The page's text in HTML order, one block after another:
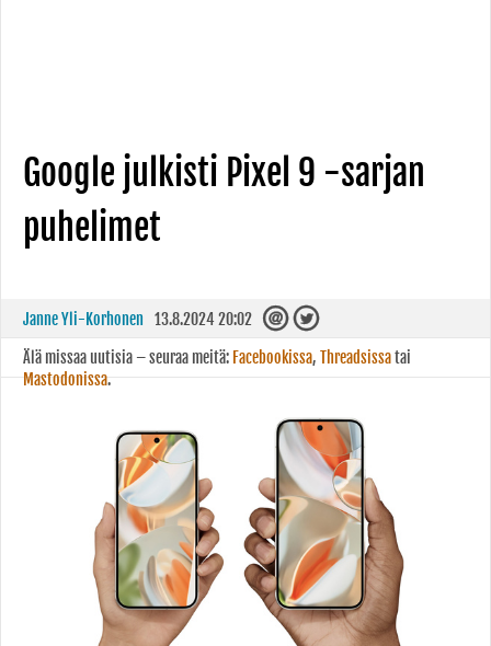
Google julkisti Pixel 9 -sarjan
puhelimet
Janne Yli-Korhonen 13.8.2024 20:02
Älä missaa uutisia – seuraa meitä: Facebookissa, Threadsissatai
Mastodonissa.